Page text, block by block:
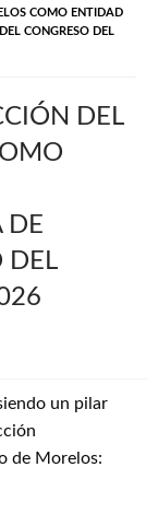
COMO ENTIDAD
CONGRESO DEL
DEL
DE
DEL
un pilar
de Morelos: